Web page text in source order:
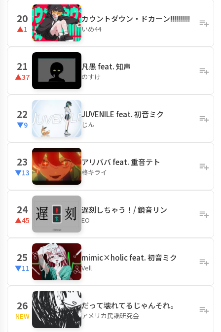
20
▲1
カウントダウン・ドカーン!!!!!!!!!!
いめ44
21
▲37
凡愚 feat. 知声
のすけ
22
▼9
JUVENILE feat. 初音ミク
じん
23
▼13
アリババ feat. 重音テト
柊キライ
24
▲45
遅刻しちゃう！/ 鏡音リン
EO
25
▼11
mimic×holic feat. 初音ミク
Vell
26
NEW
だって壊れてるじゃんそれ。
アメリカ民謡研究会